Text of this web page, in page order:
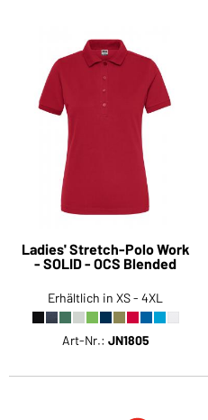
Ladies' Stretch-Polo Work
- SOLID - OCS Blended
Erhältlich in XS - 4XL
Art-Nr.: JN1805